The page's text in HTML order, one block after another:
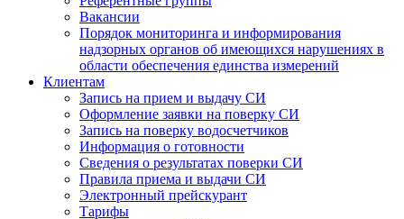
Вакансии
Порядок мониторинга и информирования
надзорных органов об имеющихся нарушениях в
области обеспечения единства измерений
Клиентам
Запись на прием и выдачу СИ
Оформление заявки на поверку СИ
Запись на поверку водосчетчиков
Информация о готовности
Сведения о результатах поверки СИ
Правила приема и выдачи СИ
Электронный прейскурант
Тарифы